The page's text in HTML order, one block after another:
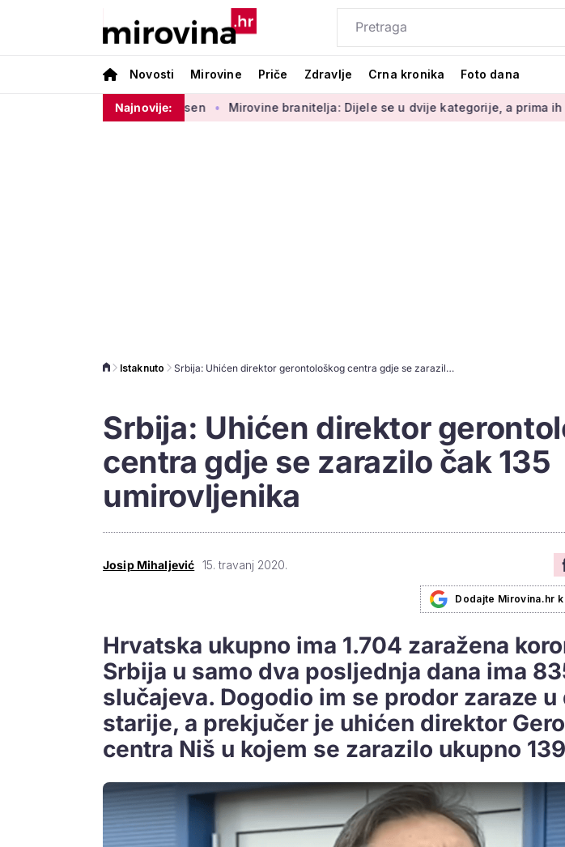
Novosti Mirovine Priče Zdravlje Crna kronika Foto dana
Najnovije:
proceduri najesen Mirovine branitelja: Dijele se u dvije kategorije, a prima ih oko 140.000
Istaknuto Srbija: Uhićen direktor gerontološkog centra gdje se zarazilo čak 135 umirovljenika
Srbija: Uhićen direktor
centra gdje se zarazilo čak 135
umirovljenika
Josip Mihaljević 15. travanj 2020.
Dodajte Mirovina.hr
Hrvatska ukupno ima 1.704 zaražena
Srbija u samo dva posljednja dana ima
slučajeva. Dogodio im se prodor zaraze u
starije, a prekjučer je uhićen direktor
centra Niš u kojem se zarazilo ukupno